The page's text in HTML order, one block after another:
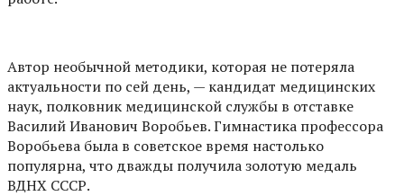
Автор необычной методики, которая не потеряла
актуальности по сей день, — кандидат медицинских
наук, полковник медицинской службы в отставке
Василий Иванович Воробьев. Гимнастика профессора
Воробьева была в советское время настолько
популярна, что дважды получила золотую медаль
ВДНХ СССР.